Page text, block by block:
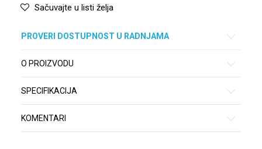
Sačuvajte u listi želja
PROVERI DOSTUPNOST U RADNJAMA
O PROIZVODU
SPECIFIKACIJA
KOMENTARI